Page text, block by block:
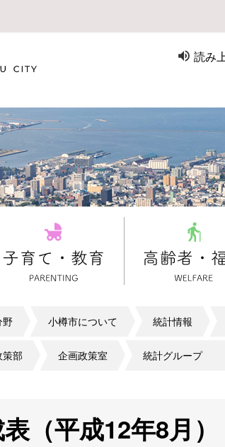
読み
野 小樽市について 統計情報
策部 企画政策室 統計グループ
（平成12年8月）